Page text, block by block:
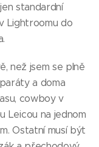
standardní
Lightroomu do
než jsem se plně
a doma
cowboy v
Leicou na jednom
Ostatní musí být